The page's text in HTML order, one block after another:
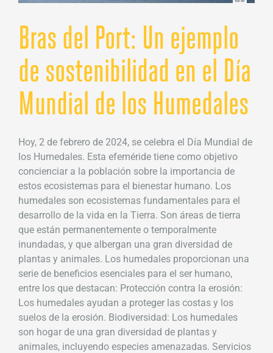
Bras del Port: Un ejemplo
de sostenibilidad en el Día
Mundial de los Humedales
Hoy, 2 de febrero de 2024, se celebra el Día Mundial de
los Humedales. Esta efeméride tiene como objetivo
concienciar a la población sobre la importancia de
estos ecosistemas para el bienestar humano. Los
humedales son ecosistemas fundamentales para el
desarrollo de la vida en la Tierra. Son áreas de tierra
que están permanentemente o temporalmente
inundadas, y que albergan una gran diversidad de
plantas y animales. Los humedales proporcionan una
serie de beneficios esenciales para el ser humano,
entre los que destacan: Protección contra la erosión:
Los humedales ayudan a proteger las costas y los
suelos de la erosión. Biodiversidad: Los humedales
son hogar de una gran diversidad de plantas y
animales, incluyendo especies amenazadas. Servicios